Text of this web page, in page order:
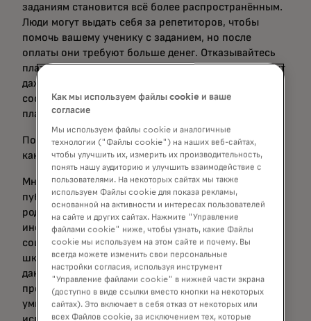
заданиям становится всё более распространённым.
Люди могут выдать себя за репетиторов, чтобы
помочь вашему ученику с заданием, но после
оплаты они требуют больше денег. Отказывайтесь
платить — преступник может предать вас. Они могут
даже отправлять угрожающие письма или
сообщения, обвиняя вашего ребёнка в измене или
плагиате.
Полезный совет: используйте только проверенные
каналы для поиска помощи для вашего ребенка.
Мне очень нравится ежегодная традиция
публиковать фотографии с первого дня в школе, но
родителям следует обращать внимание на
информацию, которую они размещают в
социальных сетях. Таблички с именем учителя,
школьным талисманом или другими личными
данными могут показаться безобидными, но могут
представлять ценность для человека со злым
умыслом. Контрольные вопросы, которые мы
используем для разблокировки учетных записей,
Как мы используем файлы cookie и ваше
согласие
Мы используем файлы cookie и аналогичные
технологии ("Файлы cookie") на наших веб-сайтах,
чтобы улучшить их, измерить их производительность,
понять нашу аудиторию и улучшить взаимодействие с
пользователями. На некоторых сайтах мы также
используем Файлы cookie для показа рекламы,
основанной на активности и интересах пользователей
на сайте и других сайтах. Нажмите "Управление
файлами cookie" ниже, чтобы узнать, какие Файлы
cookie мы используем на этом сайте и почему. Вы
всегда можете изменить свои персональные
настройки согласия, используя инструмент
"Управление файлами cookie" в нижней части экрана
(доступно в виде ссылки вместо кнопки на некоторых
сайтах). Это включает в себя отказ от некоторых или
всех Файлов cookie, за исключением тех, которые